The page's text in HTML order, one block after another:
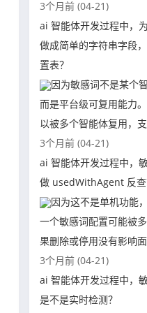
3个月前 (04-21)
ai 智能体开发过程中，
做成简单的字符串字段
置表？
因为敏感词不是某个
而是平台级可复用能力
以被多个智能体复用，
3个月前 (04-21)
ai 智能体开发过程中，
做 usedWithAgent 反查
因为这不是单机功能
一个敏感词配置可能被
果删除或停用没有影响
3个月前 (04-21)
ai 智能体开发过程中，
是不是实时检测？